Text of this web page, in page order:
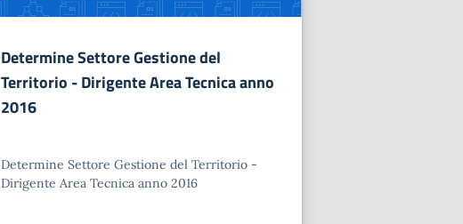
Determine Settore Gestione del
Territorio - Dirigente Area Tecnica anno
2016
Determine Settore Gestione del Territorio -
Dirigente Area Tecnica anno 2016